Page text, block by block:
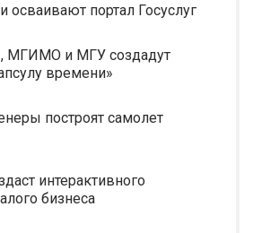
портал Госуслуг
МГИМО и МГУ создадут
времени»
построят самолет
интерактивного
бизнеса